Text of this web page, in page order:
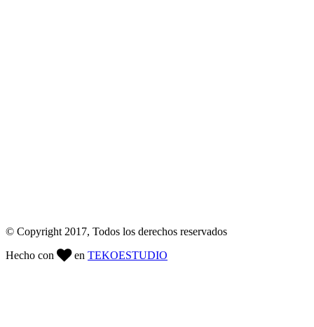
© Copyright 2017, Todos los derechos reservados
Hecho con
en TEKOESTUDIO